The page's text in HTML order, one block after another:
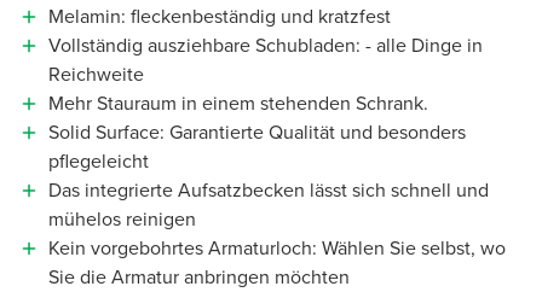
Melamin: fleckenbeständig und kratzfest
Vollständig ausziehbare Schubladen: - alle Dinge in
Reichweite
Mehr Stauraum in einem stehenden Schrank.
Solid Surface: Garantierte Qualität und besonders
pflegeleicht
Das integrierte Aufsatzbecken lässt sich schnell und
mühelos reinigen
Kein vorgebohrtes Armaturloch: Wählen Sie selbst, wo
Sie die Armatur anbringen möchten